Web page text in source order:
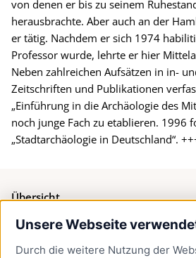
Unsere Webseite
Durch die weitere Nutzung der
von denen er bis zu seinem
herausbrachte. Aber auch an der
er tätig. Nachdem er sich 1974
Professor wurde, lehrte er hier
Neben zahlreichen Aufsätzen in in-
Zeitschriften und Publikationen
„Einführung in die Archäologie des
noch junge Fach zu etablieren. 1996
„Stadtarchäologie in Deutschland“.
Übersicht
Bürgerservice
Presse